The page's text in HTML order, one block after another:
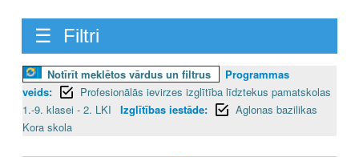
☰ Filtri
Notīrīt meklētos vārdus un filtrus
Programmas
veids:
Profesionālās ievirzes izglītība līdztekus pamatskolas
1.-9. klasei - 2. LKI
Izglītības iestāde:
Aglonas bazilikas
Kora skola